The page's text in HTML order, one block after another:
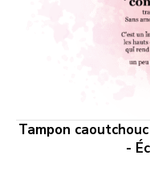
Tampon
-